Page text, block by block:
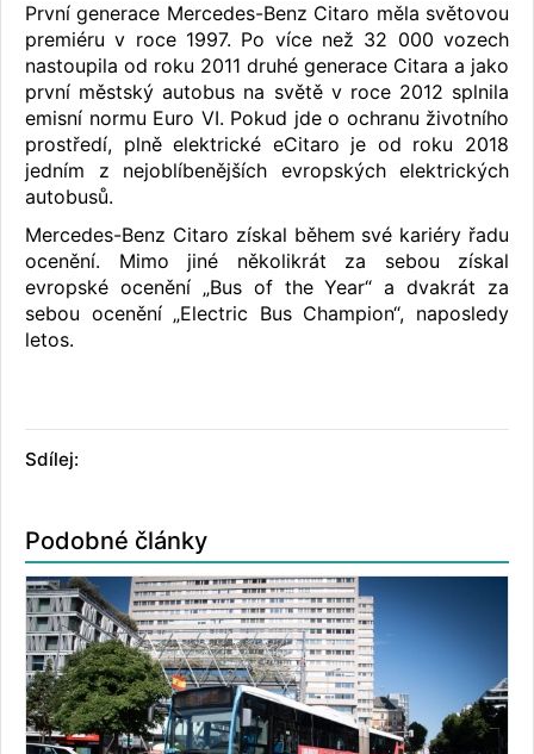
První generace Mercedes-Benz Citaro měla světovou
premiéru v roce 1997. Po více než 32 000 vozech
nastoupila od roku 2011 druhé generace Citara a jako
první městský autobus na světě v roce 2012 splnila
emisní normu Euro VI. Pokud jde o ochranu životního
prostředí, plně elektrické eCitaro je od roku 2018
jedním z nejoblíbenějších evropských elektrických
autobusů.
Mercedes-Benz Citaro získal během své kariéry řadu
ocenění. Mimo jiné několikrát za sebou získal
evropské ocenění „Bus of the Year“ a dvakrát za
sebou ocenění „Electric Bus Champion“, naposledy
letos.
Sdílej:
Podobné články